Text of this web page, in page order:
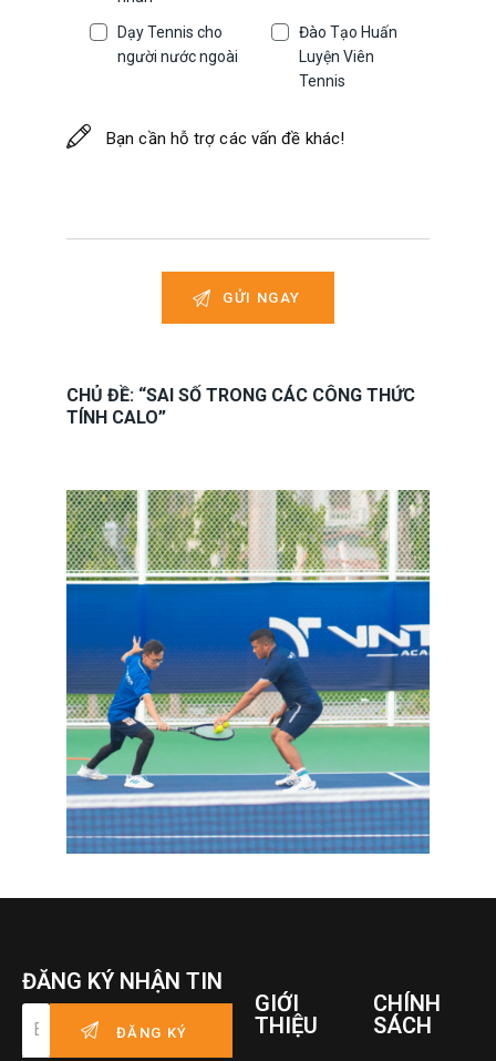
Dạy Tennis cho
người nước ngoài
Đào Tạo Huấn
Luyện Viên
Tennis
CHỦ ĐỀ: “SAI SỐ TRONG CÁC CÔNG THỨC
TÍNH CALO”
ĐĂNG KÝ NHẬN TIN
GIỚI
THIỆU
CHÍNH
SÁCH